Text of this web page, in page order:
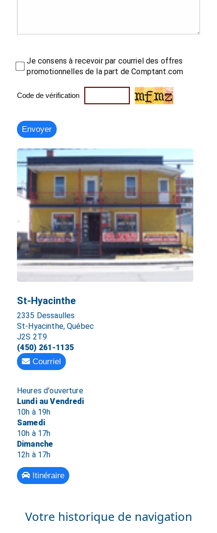
Je consens à recevoir par courriel des offres
promotionnelles de la part de Comptant.com
Code de vérification
St-Hyacinthe
2335 Dessaulles
St-Hyacinthe, Québec
J2S 2T9
(450) 261-1135
Courriel
Heures d'ouverture
Lundi au Vendredi
10h à 19h
Samedi
10h à 17h
Dimanche
12h à 17h
Itinéraire
Votre historique de navigation